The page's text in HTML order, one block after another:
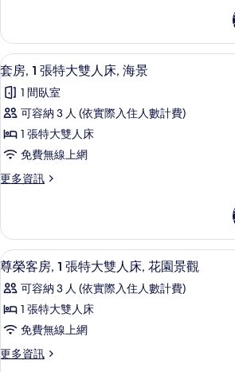
特
大
雙
人
床,
可
使
用
海
景
的
所
有
相
片
客
房,
1
特
大
人
床,
使
海
景
的
詳
情
顯
示
套
房,
1
張
特
雙
人
床,
海
景
的
所
套房, 1 張
4
套房, 1 張特大雙人床, 海景
1 間臥室
可容納 3 人 (依實際入住人數計費)
1 張特大雙人床
免費無線上網
更多資訊
更
1
張
特
大
雙
人
海
景
的
顯
示
尊
榮
客
房,
迷你吧、
7
尊榮客房, 1 張特大雙人床, 花園景觀
可容納 3 人 (依實際入住人數計費)
1 張特大雙人床
免費無線上網
更多資訊
更